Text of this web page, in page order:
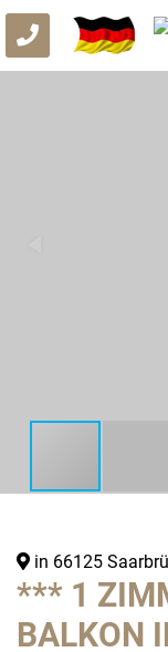
in 66125
*** 1
BALKON